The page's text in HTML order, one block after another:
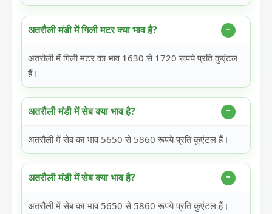
अतरौली मंडी में गिली मटर क्या भाव है?
अतरौली में गिली मटर का भाव 1630 से 1720 रूपये प्रति कुएंटल
हैं।
अतरौली मंडी में सेब क्या भाव है?
अतरौली में सेब का भाव 5650 से 5860 रूपये प्रति कुएंटल हैं।
अतरौली मंडी में सेब क्या भाव है?
अतरौली में सेब का भाव 5650 से 5860 रूपये प्रति कुएंटल हैं।